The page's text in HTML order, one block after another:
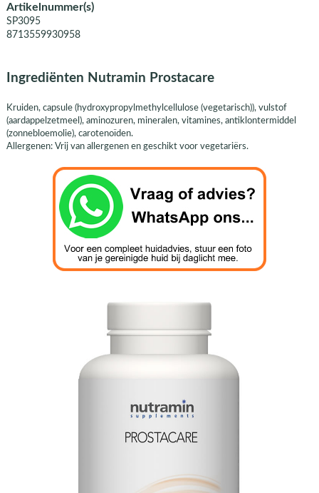
Artikelnummer(s)
SP3095
8713559930958
Ingrediënten Nutramin Prostacare
Kruiden, capsule (hydroxypropylmethylcellulose (vegetarisch)), vulstof
(aardappelzetmeel), aminozuren, mineralen, vitamines, antiklontermiddel
(zonnebloemolie), carotenoïden.
Allergenen: Vrij van allergenen en geschikt voor vegetariërs.